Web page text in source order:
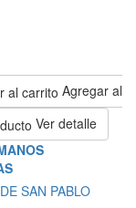
Agregar al
Ver detalle
SAN PABLO